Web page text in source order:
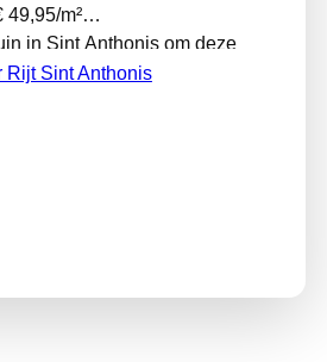
49,95/m²
in Sint Anthonis om deze
Rijt Sint Anthonis